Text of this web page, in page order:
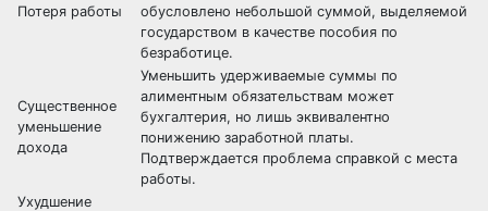
Потеря работы
обусловлено небольшой суммой, выделяемой
государством в качестве пособия по
безработице.
Существенное
уменьшение
дохода
Уменьшить удерживаемые суммы по
алиментным обязательствам может
бухгалтерия, но лишь эквивалентно
понижению заработной платы.
Подтверждается проблема справкой с места
работы.
Ухудшение